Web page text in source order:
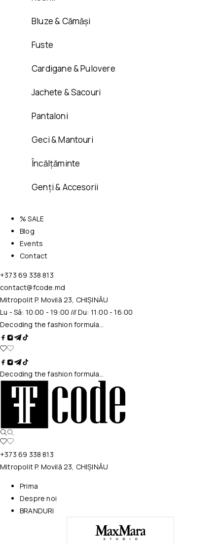
Bluze & Cămăși
Fuste
Cardigane & Pulovere
Jachete & Sacouri
Pantaloni
Geci & Mantouri
Încălțăminte
Genți & Accesorii
% SALE
Blog
Events
Contact
+373 69 338 813
contact@fcode.md
Mitropolit P. Movilă 23, CHIȘINĂU
Lu - Sâ: 10:00 - 19:00 /// Du: 11:00 - 16:00
Decoding the fashion formula…
Decoding the fashion formula…
+373 69 338 813
Mitropolit P. Movilă 23, CHIȘINĂU
Prima
Despre noi
BRANDURI